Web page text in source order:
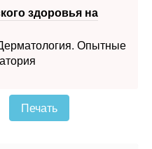
здоровья на
Опытные
Печать